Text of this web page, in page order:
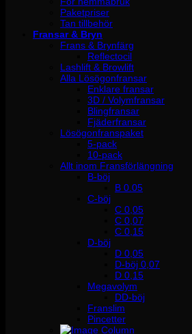
Paketpriser
Tan tillbehör
Fransar & Bryn
Frans & Brynfärg
Reflectocil
Lashlift & Browlift
Alla Lösögonfransar
Enklare fransar
3D / Volymfransar
Blingfransar
Fjäderfransar
Lösögonfranspaket
5-pack
10-pack
Allt inom Fransförlängning
B-böj
B 0.05
C-böj
C 0,05
C 0,07
C 0,15
D-böj
D 0,05
D-böj 0,07
D 0,15
Megavolym
DD-böj
Franslim
Pincetter